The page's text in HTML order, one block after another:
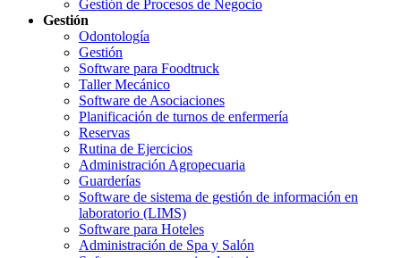
Gestión de Procesos de Negocio
Gestión
Odontología
Gestión
Software para Foodtruck
Taller Mecánico
Software de Asociaciones
Planificación de turnos de enfermería
Reservas
Rutina de Ejercicios
Administración Agropecuaria
Guarderías
Software de sistema de gestión de información en
laboratorio (LIMS)
Software para Hoteles
Administración de Spa y Salón